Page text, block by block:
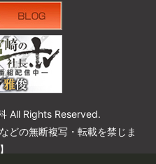
All Rights Reserved.
どの無断複写・転載を禁じま